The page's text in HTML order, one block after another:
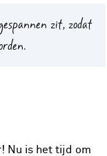
zit, zodat
Nu is het tijd om